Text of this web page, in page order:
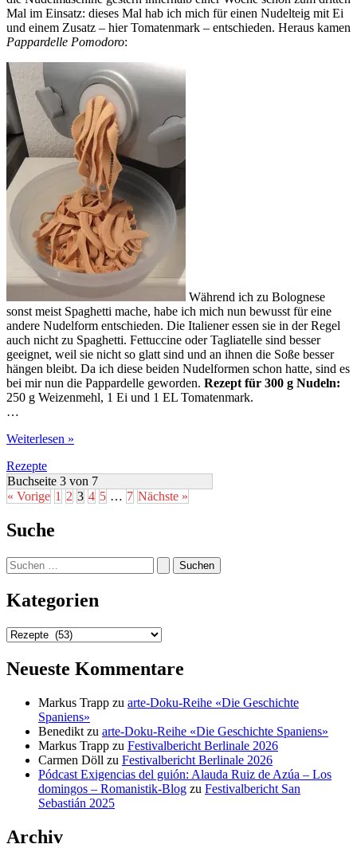
Mal im Einsatz: dieses Mal hab ich mich für einen Nudelteig mit Ei
und einem Zusatz – hier Tomatenmark – entschieden. Heraus kamen
Pappardelle Pomodoro:
Während ich zu Bolognese
sonst meist Spaghetti mache, habe ich mich nun bewusst für eine
andere Nudelform entschieden. Die Italiener essen sie in der Regel
auch nicht zu Spaghetti. Fettuccine oder Tagliatelle sind besser
geeignet, weil sie nicht so glatt sind und an ihnen die Soße besser
hängen bleibt. Da ich diese beiden Nudelformen schon hatte, sind es
bei mir nun die Pappardelle geworden. Rezept für 300 g Nudeln:
250 g Weizenmehl, 1 Ei und 1 EL Tomatenmark.
…
Sauce
mit
Pasta
Pappardelle
Weiterlesen »
Rezepte
Buchseite 3 von 7
« Vorige 1 2 3 4 5 … 7 Nächste »
Suche
Suchen
nach:
Kategorien
Kategorien
Neueste Kommentare
Markus Trapp zu arte-Doku-Reihe «Die Geschichte
Spaniens»
Benedikt zu arte-Doku-Reihe «Die Geschichte Spaniens»
Markus Trapp zu Festivalbericht Berlinale 2026
Carmen Döll zu Festivalbericht Berlinale 2026
Pódcast Exigencias del guión: Alauda Ruiz de Azúa – Los
domingos – Romanistik-Blog zu Festivalbericht San
Sebastián 2025
Archiv